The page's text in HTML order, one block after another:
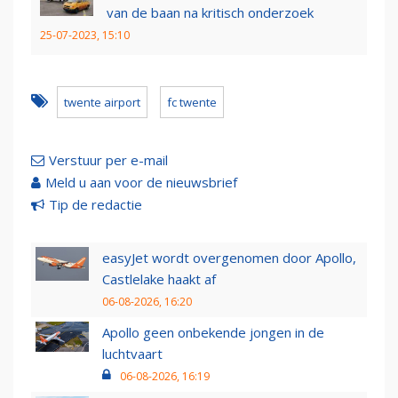
van de baan na kritisch onderzoek
25-07-2023, 15:10
twente airport fc twente
Verstuur per e-mail
Meld u aan voor de nieuwsbrief
Tip de redactie
easyJet wordt overgenomen door Apollo,
Castlelake haakt af
06-08-2026, 16:20
Apollo geen onbekende jongen in de
luchtvaart
06-08-2026, 16:19